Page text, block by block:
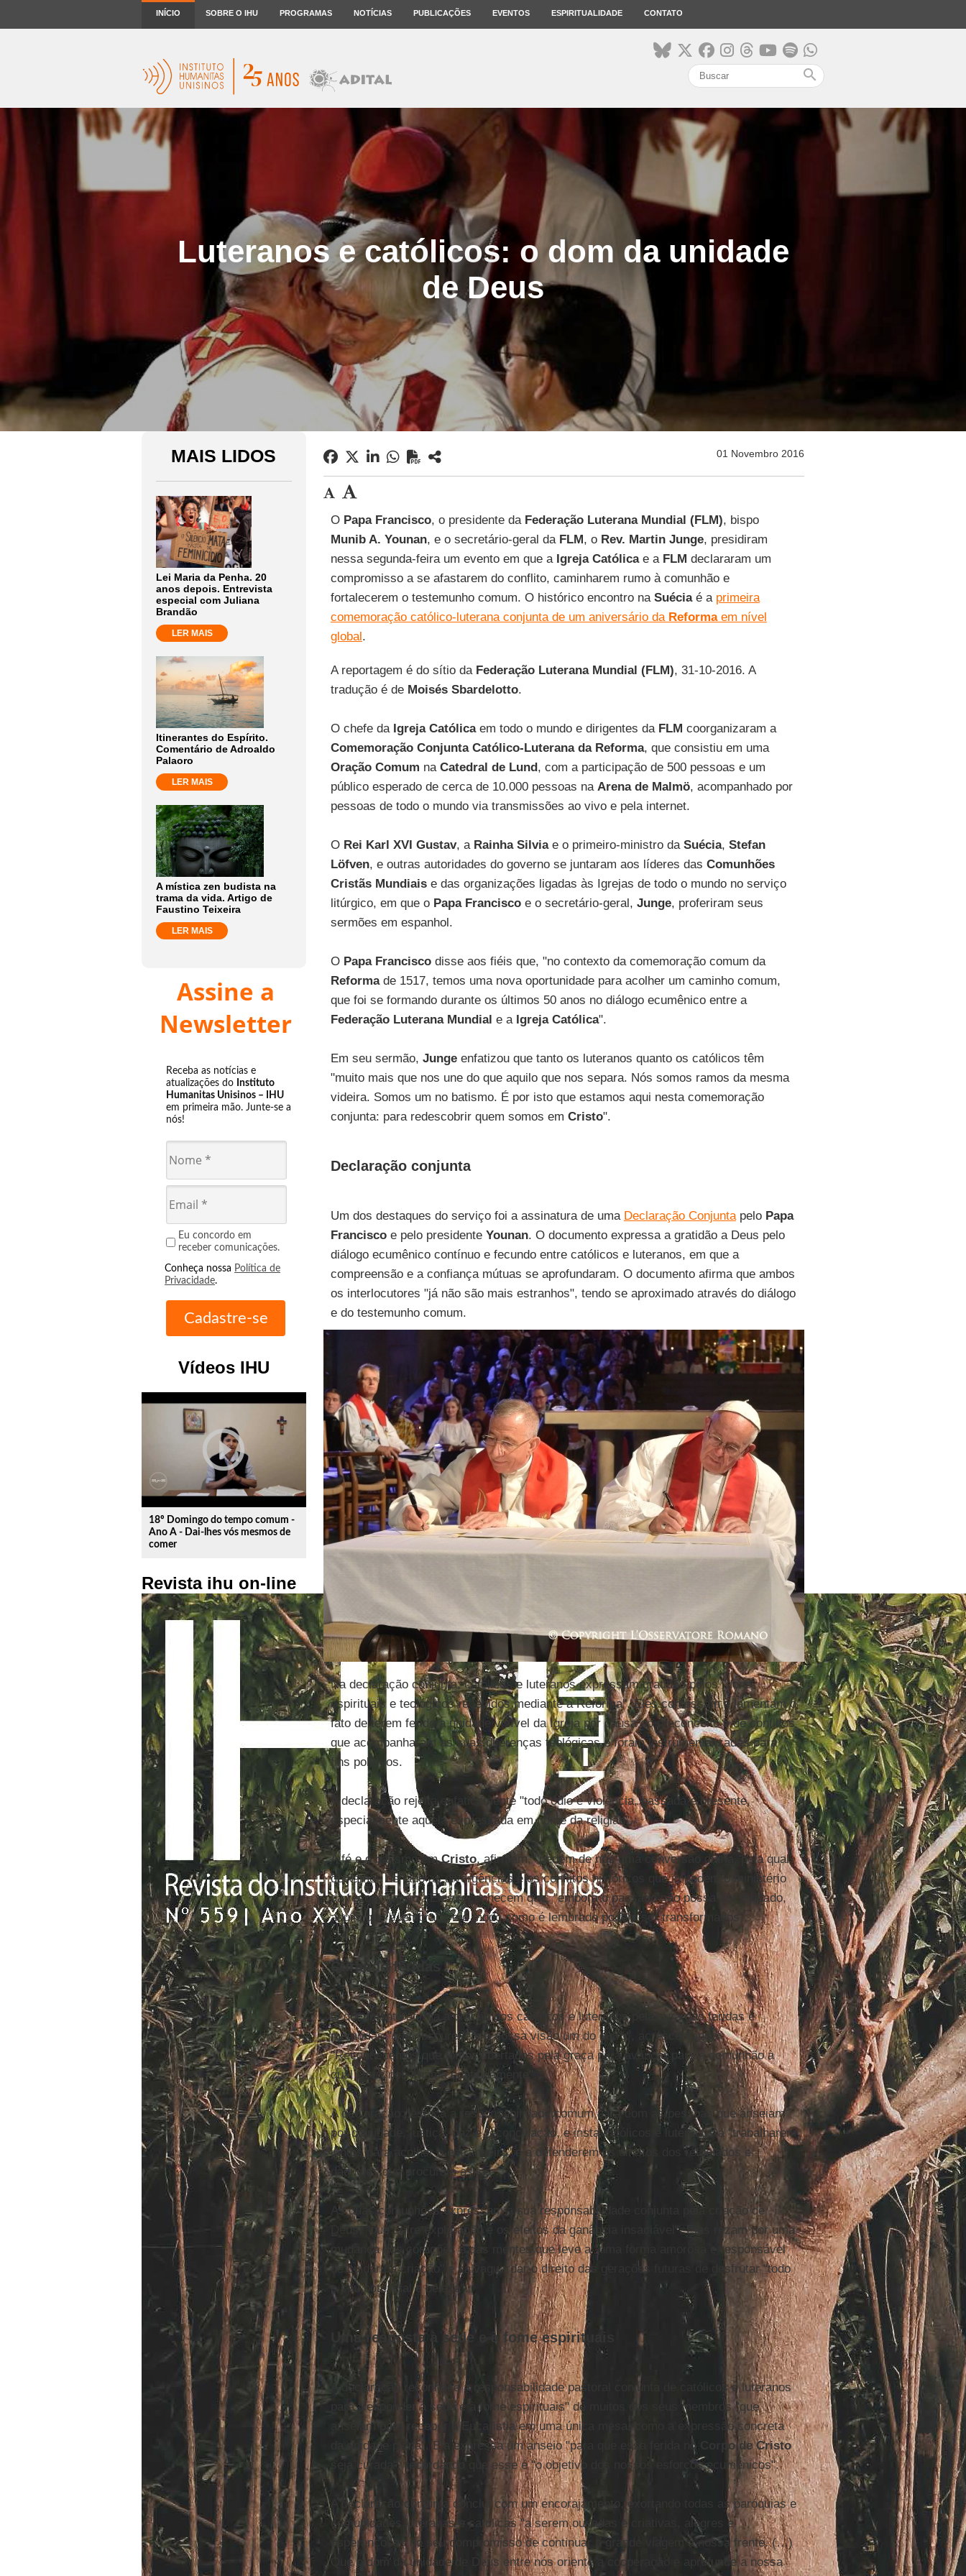
INÍCIO SOBRE O IHU PROGRAMAS NOTÍCIAS PUBLICAÇÕES EVENTOS ESPIRITUALIDADE CONTATO
search
Luteranos e católicos: o dom da unidade
de Deus
MAIS LIDOS
Lei Maria da Penha. 20
anos depois. Entrevista
especial com Juliana
Brandão
LER MAIS
Itinerantes do Espírito.
Comentário de Adroaldo
Palaoro
LER MAIS
A mística zen budista na
trama da vida. Artigo de
Faustino Teixeira
LER MAIS
Assine a
Newsletter
Receba as notícias e
atualizações do Instituto
Humanitas Unisinos – IHU
em primeira mão. Junte-se a
nós!
Eu concordo em
receber comunicações.
Conheça nossa Política de
Privacidade.
Vídeos IHU
play_circle_outline
18º Domingo do tempo comum -
Ano A - Dai-lhes vós mesmos de
comer
Revista ihu on-line
01 Novembro 2016
O Papa Francisco, o presidente da Federação Luterana Mundial (FLM), bispo
Munib A. Younan, e o secretário-geral da FLM, o Rev. Martin Junge, presidiram
nessa segunda-feira um evento em que a Igreja Católicae a FLM declararam um
compromisso a se afastarem do conflito, caminharem rumo à comunhão e
fortalecerem o testemunho comum. O histórico encontro na Suéciaé a primeira
comemoração católico-luterana conjunta de um aniversário da Reformaem nível
global.
A reportagem é do sítio da Federação Luterana Mundial (FLM), 31-10-2016. A
tradução é de Moisés Sbardelotto.
O chefe da Igreja Católicaem todo o mundo e dirigentes da FLM coorganizaram a
Comemoração Conjunta Católico-Luterana da Reforma, que consistiu em uma
Oração Comum na Catedral de Lund, com a participação de 500 pessoas e um
público esperado de cerca de 10.000 pessoas na Arena de Malmö, acompanhado por
pessoas de todo o mundo via transmissões ao vivo e pela internet.
O Rei Karl XVI Gustav, a Rainha Silviae o primeiro-ministro da Suécia, Stefan
Löfven, e outras autoridades do governo se juntaram aos líderes das Comunhões
Cristãs Mundiaise das organizações ligadas às Igrejas de todo o mundo no serviço
litúrgico, em que o Papa Franciscoe o secretário-geral, Junge, proferiram seus
sermões em espanhol.
O Papa Franciscodisse aos fiéis que, "no contexto da comemoração comum da
Reformade 1517, temos uma nova oportunidade para acolher um caminho comum,
que foi se formando durante os últimos 50 anos no diálogo ecumênico entre a
Federação Luterana Mundial e a Igreja Católica".
Em seu sermão, Jungeenfatizou que tanto os luteranos quanto os católicos têm
"muito mais que nos une do que aquilo que nos separa. Nós somos ramos da mesma
videira. Somos um no batismo. É por isto que estamos aqui nesta comemoração
conjunta: para redescobrir quem somos em Cristo".
Declaração conjunta
Um dos destaques do serviço foi a assinatura de uma Declaração Conjuntapelo Papa
Franciscoe pelo presidente Younan. O documento expressa a gratidão a Deus pelo
diálogo ecumênico contínuo e fecundo entre católicos e luteranos, em que a
compreensão e a confiança mútuas se aprofundaram. O documento afirma que ambos
os interlocutores "já não são mais estranhos", tendo se aproximado através do diálogo
e do testemunho comum.
Na declaração conjunta, católicos e luteranos expressam gratidão pelos "dons
espirituais e teológicos recebidos mediante a Reforma". Eles confessam e lamentam o
fato de terem ferido a unidade visível da Igreja por causa do preconceito e de conflitos
que acompanharam as suas diferenças teológicas e foram instrumentalizadas para
fins políticos.
A declaração rejeita enfaticamente "todo ódio e violência, passada e presente,
especialmente aquela expressada em nome da religião".
A fé e o batismo emCristo, afirmam, "pedem de nós uma conversão diária, pela qual
deixamos de lado as divergências e os conflitos históricos que impedem o ministério
da reconciliação". Eles reconhecem que, "embora o passado não possa ser mudado,
aquilo que é lembrado e o modo como é lembrado podem ser transformados".
Curando feridas
O documento afirma a oração dos católicos e luteranos pela cura das feridas e
memórias "que obscurecem a nossa visão um do outro", acrescentando:
"Reconhecemos que fomos libertados pela graça para avançar para a comunhão à
qual Deus nos chama continuamente".
A declaração destaca a responsabilidade comum para com as pessoas que anseiam
por dignidade, justiça, paz e reconciliação, e insta católicos e luteranos a "trabalharem
juntos para acolher o estrangeiro" e a defenderem os direitos dos refugiados e
daqueles que procuram asilo.
As duas comunhões expressam a sua responsabilidade conjunta pela criação de
Deus, "que sofre exploração e os efeitos da ganância insaciável". Elas rezam por uma
mudança dos corações e das mentes que leve a "uma forma amorosa e responsável
de cuidar da criação" e salvaguardar o direito das gerações futuras de desfrutar "todo
o seu potencial e beleza".
Uma resposta à sede e à fome espirituais
A declaração reconhece a responsabilidade pastoral conjunta de católicos e luteranos
para "responder à sede e à fome espirituais" de muitos dos seus membros "que
anseiam para receber a Eucaristia em uma única mesa, como a expressão concreta
da unidade plena". Ela expressa um anseio "para que essa ferida no
Corpo de Cristo
seja curada", recordando que esse é "o objetivo dos nossos esforços ecumênicos".
A declaração conjunta conclui com um encorajamento, exortando todas as paróquias e
comunidades luteranas e católicas "a serem ousadas e criativas, alegres e
esperançosas no seu compromisso de continuar a grande viagem à nossa frente. (…)
Que o dom da unidade de Deus entre nós oriente a cooperação e aprofunde a nossa